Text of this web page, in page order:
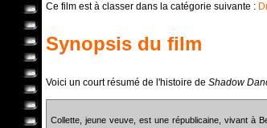
Ce film est à classer dans la catégorie suivante :
Synopsis du film
Voici un court résumé de l'histoire de Shadow
Collette, jeune veuve, est une républicaine, vivant à